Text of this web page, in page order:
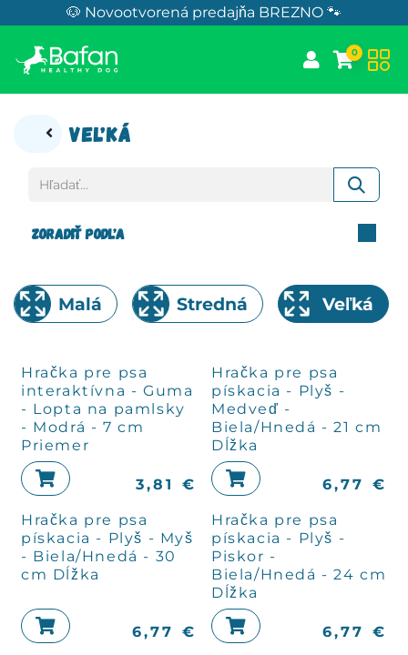
Skip to Content🐶 Novootvorená predajňa BREZNO 🐾
0
Veľká
Zoradiť podľa
Malá Stredná Veľká
Hračka pre psa
interaktívna - Guma
- Lopta na pamlsky
- Modrá - 7 cm
Priemer
3,81 €
Hračka pre psa
pískacia - Plyš -
Medveď -
Biela/Hnedá - 21 cm
Dĺžka
6,77 €
Hračka pre psa
pískacia - Plyš - Myš
- Biela/Hnedá - 30
cm Dĺžka
6,77 €
Hračka pre psa
pískacia - Plyš -
Piskor -
Biela/Hnedá - 24 cm
Dĺžka
6,77 €